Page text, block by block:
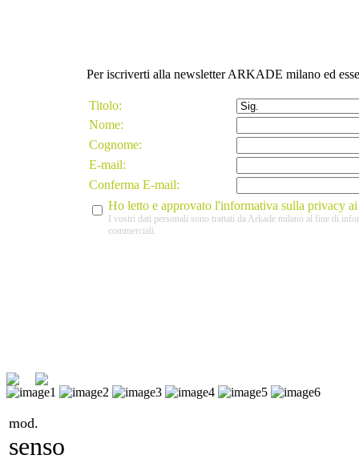
Per iscriverti alla newsletter ARKADE milano ed
Titolo:
Nome:
Cognome:
E-mail:
Conferma E-mail:
Ho letto e approvato l'informativa sulla privacy
I vostri dati personali sono trattati da Arkade milano al fine di
commerciali.
mod.
senso